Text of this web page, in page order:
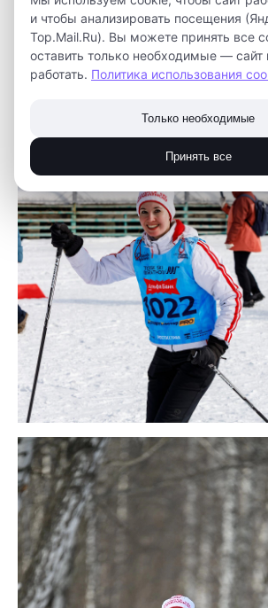
Николаевна показала, что спорт
стимулом для достижения целей и
Мы гордимся тем, что в нашем
Людмила Николаевна. Её пример
заботу о своём здоровье и
и чтобы анализировать посещения
Top.Mail.Ru). Вы можете принять все
оставить только необходимые — сайт
работать. Политика использования
Только необходимые
Принять все